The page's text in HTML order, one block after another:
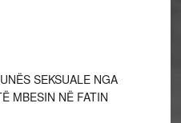
SEKSUALE NGA
MBESIN NË FATIN